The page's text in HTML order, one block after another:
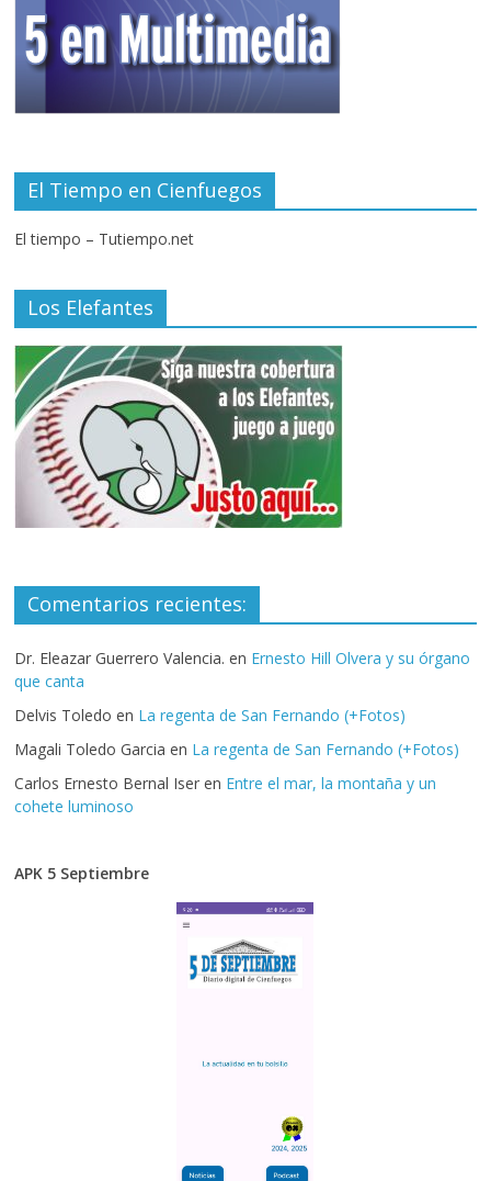
El Tiempo en Cienfuegos
El tiempo – Tutiempo.net
Los Elefantes
Comentarios recientes:
Dr. Eleazar Guerrero Valencia. en Ernesto Hill Olvera y su órgano
que canta
Delvis Toledo en La regenta de San Fernando (+Fotos)
Magali Toledo Garcia en La regenta de San Fernando (+Fotos)
Carlos Ernesto Bernal Iser en Entre el mar, la montaña y un
cohete luminoso
APK 5 Septiembre